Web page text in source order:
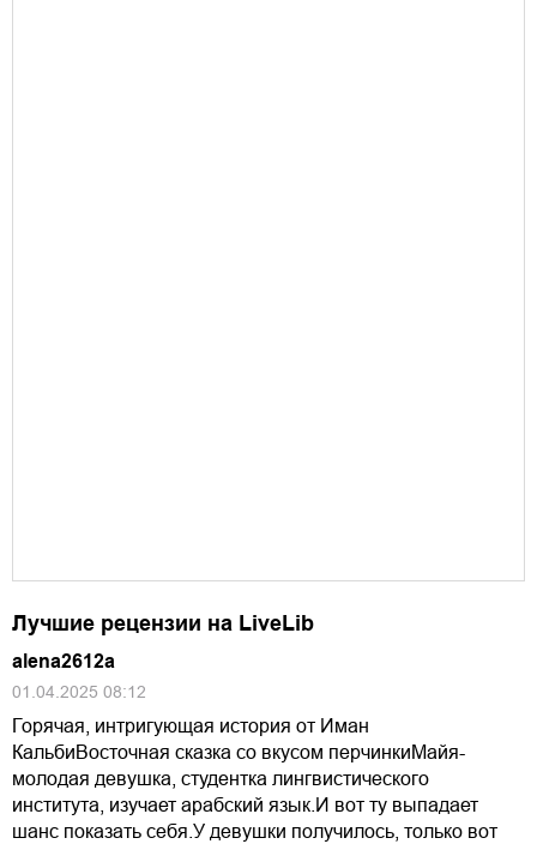
Лучшие рецензии на LiveLib
alena2612a
01.04.2025 08:12
Горячая, интригующая история от Иман
КальбиВосточная сказка со вкусом перчинкиМайя-
молодая девушка, студентка лингвистического
института, изучает арабский язык.И вот ту выпадает
шанс показать себя.У девушки получилось, только вот